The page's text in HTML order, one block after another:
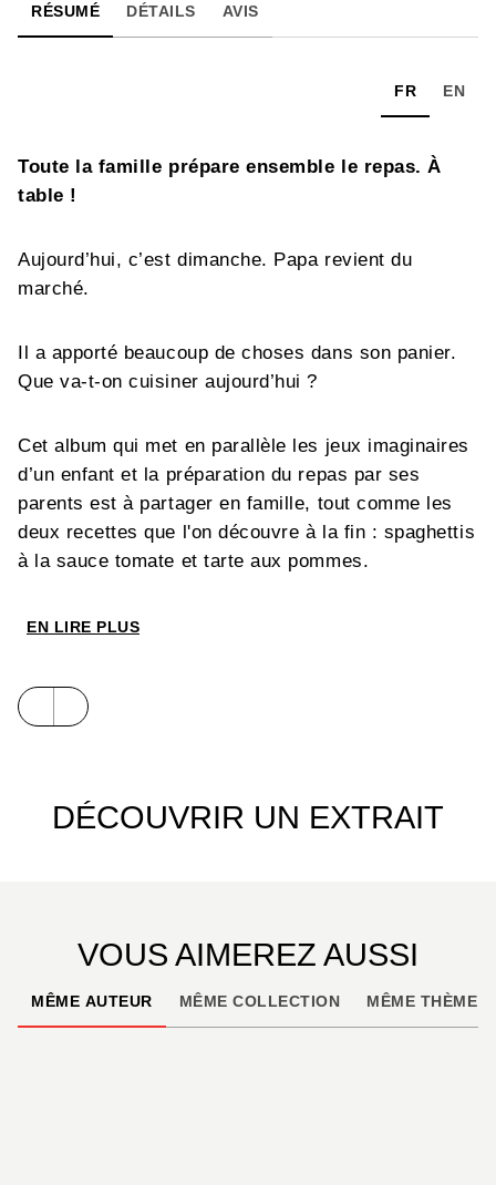
RÉSUMÉ DÉTAILS AVIS
FR EN
Toute la famille prépare ensemble le repas. À
table !
Aujourd’hui, c’est dimanche. Papa revient du
marché.
Il a apporté beaucoup de choses dans son panier.
Que va-t-on cuisiner aujourd’hui ?
Cet album qui met en parallèle les jeux imaginaires
d’un enfant et la préparation du repas par ses
parents est à partager en famille, tout comme les
deux recettes que l'on découvre à la fin : spaghettis
à la sauce tomate et tarte aux pommes.
EN LIRE PLUS
DÉCOUVRIR UN EXTRAIT
VOUS AIMEREZ AUSSI
MÊME AUTEUR MÊME COLLECTION MÊME THÈME